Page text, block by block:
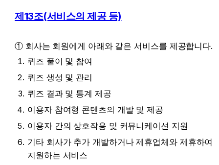
제13조(서비스의 제공 등)
① 회사는 회원에게 아래와 같은 서비스를 제공합니다.
퀴즈 풀이 및 참여
퀴즈 생성 및 관리
퀴즈 결과 및 통계 제공
이용자 참여형 콘텐츠의 개발 및 제공
이용자 간의 상호작용 및 커뮤니케이션 지원
기타 회사가 추가 개발하거나 제휴업체와 제휴하여
지원하는 서비스